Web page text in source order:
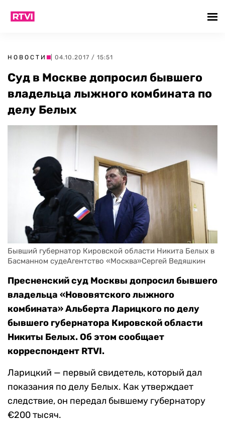
НОВОСТИ | 04.10.2017 / 15:51
Суд в Москве допросил бывшего
владельца лыжного комбината по
делу Белых
Бывший губернатор Кировской области Никита Белых в
Басманном судеАгентство «Москва»Сергей Ведяшкин
Пресненский суд Москвы допросил бывшего
владельца «Нововятского лыжного
комбината» Альберта Ларицкого по делу
бывшего губернатора Кировской области
Никиты Белых. Об этом сообщает
корреспондент RTVI.
Ларицкий — первый свидетель, который дал
показания по делу Белых. Как утверждает
следствие, он передал бывшему губернатору
€200 тысяч.